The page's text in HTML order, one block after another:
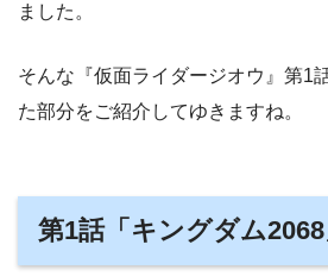
ました。
そんな『仮面ライダージオウ』第1
た部分をご紹介してゆきますね。
第1話「キングダム